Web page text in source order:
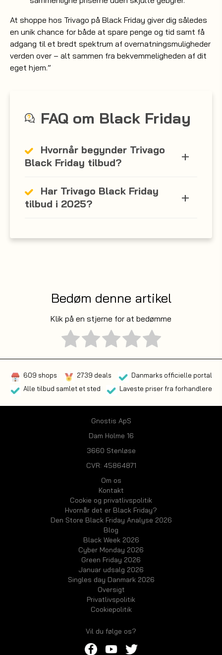
At shoppe hos Trivago på Black Friday giver dig således
en unik chance for både at spare penge og tid samt få
adgang til et bredt spektrum af overnatningsmuligheder
verden over – alt sammen fra bekvemmeligheden af dit
eget hjem.”
FAQ om Black Friday
Hvornår begynder Trivago
Black Friday tilbud?
Har Trivago Black Friday
tilbud i 2025?
Bedøm denne artikel
Klik på en stjerne for at bedømme
609 shops 2739 deals
Danmarks officielle portal
Alle tilbud samlet et sted
Laveste priser fra forhandlere
Gnostis ApS
Dam Holme 16
3660 Stenløse
CVR: 45864871
Om os
Kontakt
Cookie og privatlivspolitik
Hvornår det er Black Friday?
Den Store Black Friday Analyse 2026
Blog
Black Week 2026
Cyber Monday 2026
Green Friday 2026
Januar udsalg 2026
Singles day Danmark 2026
Oversigt
Privatlivspolitik
Cookiepolitik
Vil du følge os?